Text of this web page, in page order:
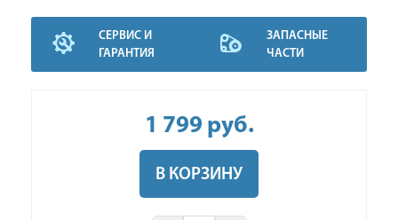
СЕРВИС И
ГАРАНТИЯ
ЗАПАСНЫЕ
ЧАСТИ
1 799 руб.
В КОРЗИНУ